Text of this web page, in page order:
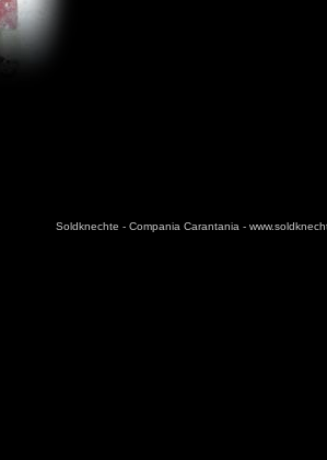
Soldknechte - Compania Carantania -